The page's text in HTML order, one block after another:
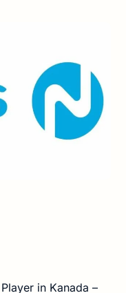
in Kanada –